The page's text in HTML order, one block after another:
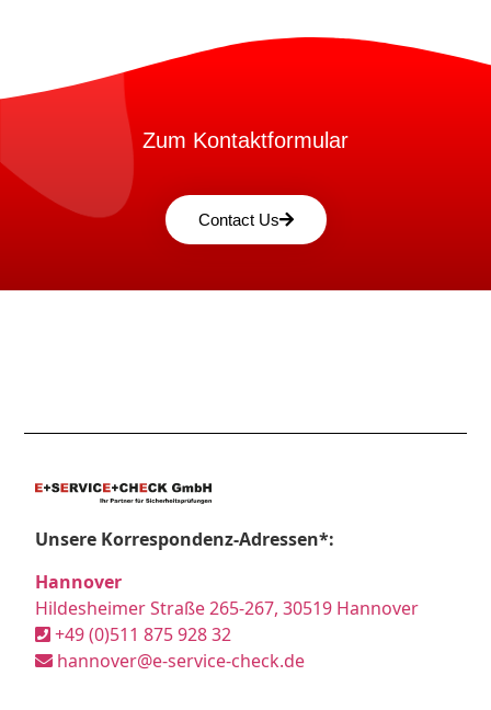
Zum Kontaktformular
Contact Us
Unsere Korrespondenz-Adressen*:
Hannover
Hildesheimer Straße 265-267, 30519 Hannover
+49 (0)511 875 928 32
hannover@e-service-check.de